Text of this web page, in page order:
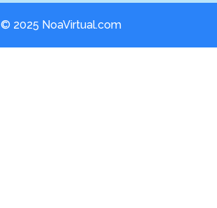
© 2025 NoaVirtual.com